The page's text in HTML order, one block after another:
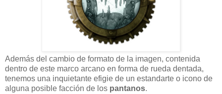
Además del cambio de formato de la imagen, contenida
dentro de este marco arcano en forma de rueda dentada,
tenemos una inquietante efigie de un estandarte o icono de
alguna posible facción de los pantanos.